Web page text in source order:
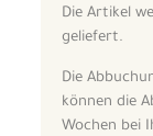
Die Artikel
geliefert.
Die
können die
Wochen bei